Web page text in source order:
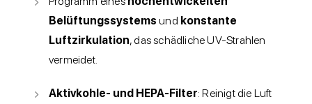
Belüftungssystems und konstante
Luftzirkulation, das schädliche UV-Strahlen
vermeidet.
Aktivkohle- und HEPA-Filter: Reinigt die Luft